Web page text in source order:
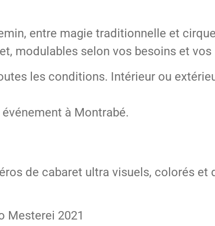
entre magie traditionnelle et
modulables selon vos besoins et vos
les conditions. Intérieur ou
à Montrabé.
de cabaret ultra visuels, colorés et
Mesterei 2021